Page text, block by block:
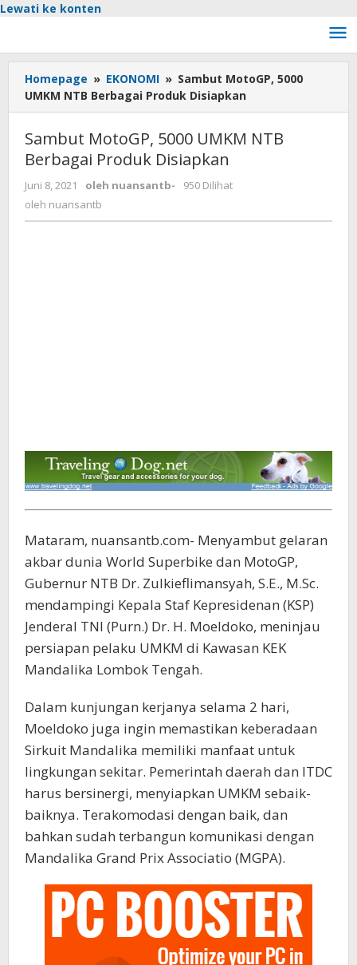
Lewati ke konten
Homepage » EKONOMI » Sambut MotoGP, 5000
UMKM NTB Berbagai Produk Disiapkan
Sambut MotoGP, 5000 UMKM NTB
Berbagai Produk Disiapkan
Juni 8, 2021 oleh nuansantb-
950 Dilihat
oleh nuansantb
Mataram, nuansantb.com- Menyambut gelaran
akbar dunia World Superbike dan MotoGP,
Gubernur NTB Dr. Zulkieflimansyah, S.E., M.Sc.
mendampingi Kepala Staf Kepresidenan (KSP)
Jenderal TNI (Purn.) Dr. H. Moeldoko, meninjau
persiapan pelaku UMKM di Kawasan KEK
Mandalika Lombok Tengah.
Dalam kunjungan kerjanya selama 2 hari,
Moeldoko juga ingin memastikan keberadaan
Sirkuit Mandalika memiliki manfaat untuk
lingkungan sekitar. Pemerintah daerah dan ITDC
harus bersinergi, menyiapkan UMKM sebaik-
baiknya. Terakomodasi dengan baik, dan
bahkan sudah terbangun komunikasi dengan
Mandalika Grand Prix Associatio (MGPA).